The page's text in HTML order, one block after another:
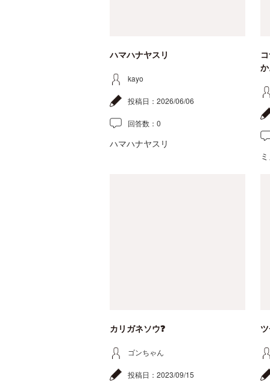
ハマハナヤスリ
kayo
投稿日： 2026/06/06
回答数： 0
ハマハナヤスリ
カリガネソウ❓
ゴンちゃん
投稿日： 2023/09/15